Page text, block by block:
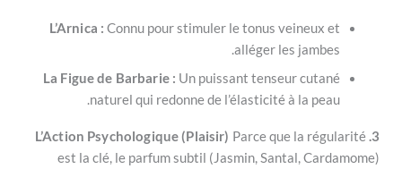
L’Arnica :Connu pour stimuler le tonus
alléger les
La Figue de Barbarie :Un puissant tenseur
naturel qui redonne de l’élasticité à la
Parce que la
est la clé, le parfum subtil (Jasmin, Santal,